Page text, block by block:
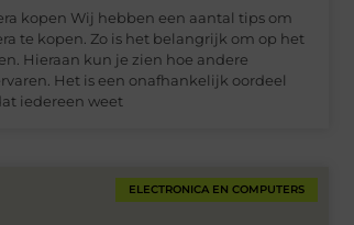
kopen Wij hebben een aantal tips om
te kopen. Zo is het belangrijk om op het
Hieraan kun je zien hoe andere
Het is een onafhankelijk oordeel
iedereen weet
ELECTRONICA EN COMPUTERS